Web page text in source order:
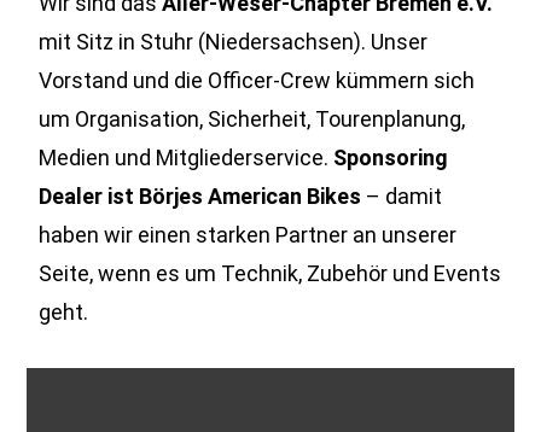
mit Sitz in Stuhr (Niedersachsen). Unser
Vorstand und die Officer-Crew kümmern sich
um Organisation, Sicherheit, Tourenplanung,
Medien und Mitgliederservice. Sponsoring
Dealer ist Börjes American Bikes – damit
haben wir einen starken Partner an unserer
Seite, wenn es um Technik, Zubehör und Events
geht.